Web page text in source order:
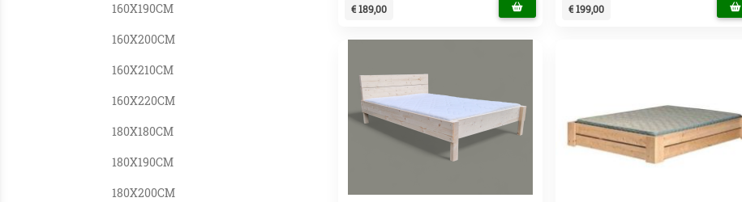
160X190CM
160X200CM
160X210CM
160X220CM
180X180CM
180X190CM
180X200CM
€ 189,00 € 199,00